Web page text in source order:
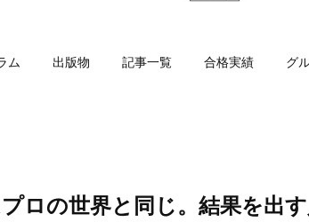
ム 出版物 記事一覧 合格実績 グ
ロの世界と同じ。結果を出